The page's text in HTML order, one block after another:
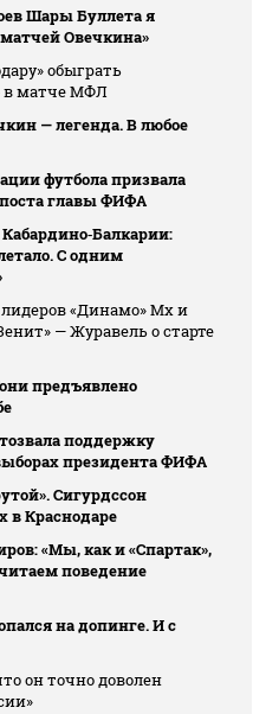
Шары Буллета я
Овечкина»
обыграть
в матче МФЛ
— легенда. В любое
футбола призвала
главы ФИФА
С одним
«Динамо» Мх и
— Журавель о старте
предъявлено
поддержку
президента ФИФА
Сигурдссон
в Краснодаре
«Мы, как и «Спартак»,
поведение
на допинге. И с
он точно доволен